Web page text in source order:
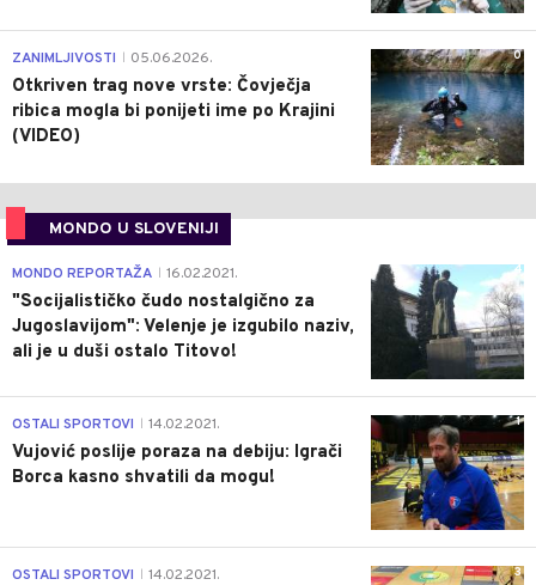
0
ZANIMLJIVOSTI 05.06.2026.
Otkriven trag nove vrste: Čovječja
ribica mogla bi ponijeti ime po Krajini
(VIDEO)
MONDO U SLOVENIJI
4
MONDO REPORTAŽA 16.02.2021.
"Socijalističko čudo nostalgično za
Jugoslavijom": Velenje je izgubilo naziv,
ali je u duši ostalo Titovo!
1
OSTALI SPORTOVI 14.02.2021.
Vujović poslije poraza na debiju: Igrači
Borca kasno shvatili da mogu!
3
OSTALI SPORTOVI 14.02.2021.